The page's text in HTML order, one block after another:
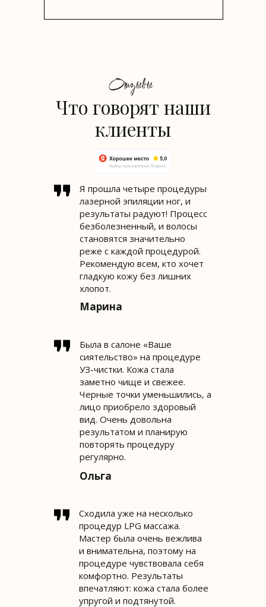
Что говорят наши
клиенты
Отзывы
Была в салоне «Ваше
сиятельство» на процедуре
УЗ-чистки. Кожа стала
заметно чище и свежее.
Черные точки уменьшились, а
лицо приобрело здоровый
вид. Очень довольна
результатом и планирую
повторять процедуру
регулярно.
Ольга
Сходила уже на несколько
процедур LPG массажа.
Мастер была очень вежлива
и внимательна, поэтому на
процедуре чувствовала себя
комфортно. Результаты
впечатляют: кожа стала более
упругой и подтянутой.
Марина
Я прошла четыре процедуры
лазерной эпиляции ног, и
результаты радуют! Процесс
безболезненный, и волосы
становятся значительно
реже с каждой процедурой.
Рекомендую всем, кто хочет
гладкую кожу без лишних
хлопот.